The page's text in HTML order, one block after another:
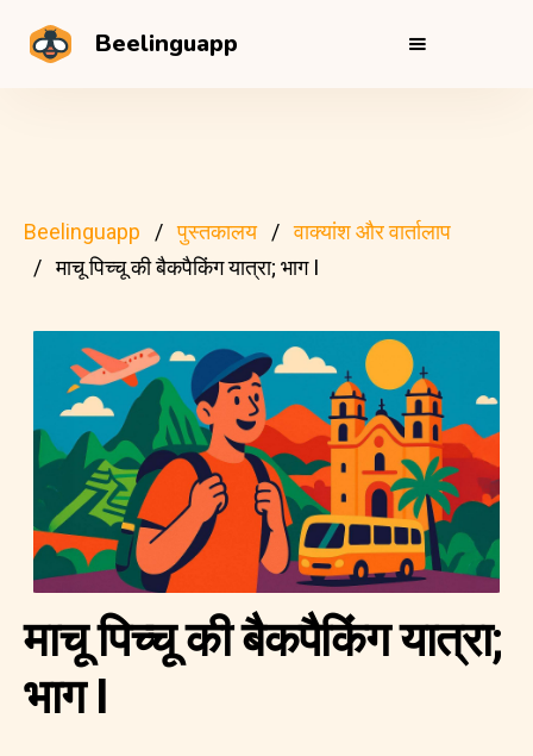
Beelinguapp
Beelinguapp पुस्तकालय
वाक्यांश और वार्तालाप
माचू पिच्चू की बैकपैकिंग यात्रा; भाग I
माचू पिच्चू की बैकपैकिंग यात्रा;
भाग I